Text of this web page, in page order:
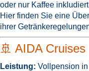
oder nur Kaffee
Hier finden Sie eine
ihrer
🚢 AIDA Cruises
Leistung: Vollpension